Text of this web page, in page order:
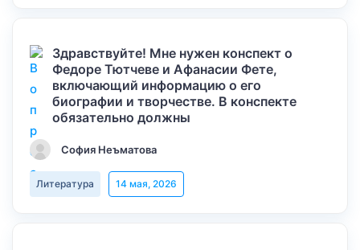
Здравствуйте! Мне нужен конспект о
Федоре Тютчеве и Афанасии Фете,
включающий информацию о его
биографии и творчестве. В конспекте
обязательно должны
София Неъматова
Литература 14 мая, 2026